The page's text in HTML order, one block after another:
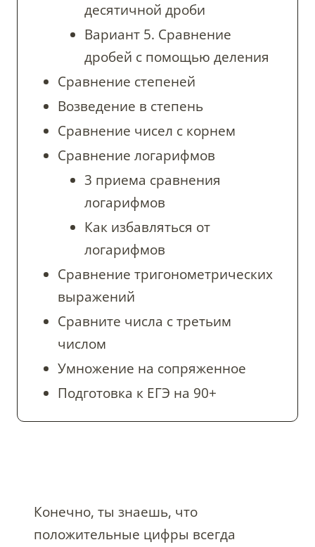
десятичной дроби
Вариант 5. Сравнение
дробей с помощью деления
Сравнение степеней
Возведение в степень
Сравнение чисел с корнем
Сравнение логарифмов
3 приема сравнения
логарифмов
Как избавляться от
логарифмов
Сравнение тригонометрических
выражений
Сравните числа с третьим
числом
Умножение на сопряженное
Подготовка к ЕГЭ на 90+
Конечно, ты знаешь, что
положительные цифры всегда